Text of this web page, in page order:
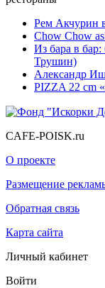
Рем Акчурин
Chow Chow
Из бара в
Трушин)
Александр
PIZZA 22 cm
CAFE-POISK.ru
О проекте
Размещение
Обратная связь
Карта сайта
Личный кабинет
Войти